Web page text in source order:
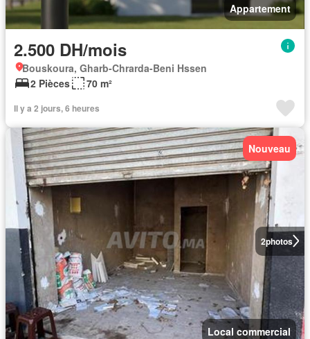
Appartement
2.500 DH/mois
Bouskoura, Gharb-Chrarda-Beni Hssen
2 Pièces
70 m²
Il y a 2 jours, 6 heures
2photos
Nouveau
Local commercial